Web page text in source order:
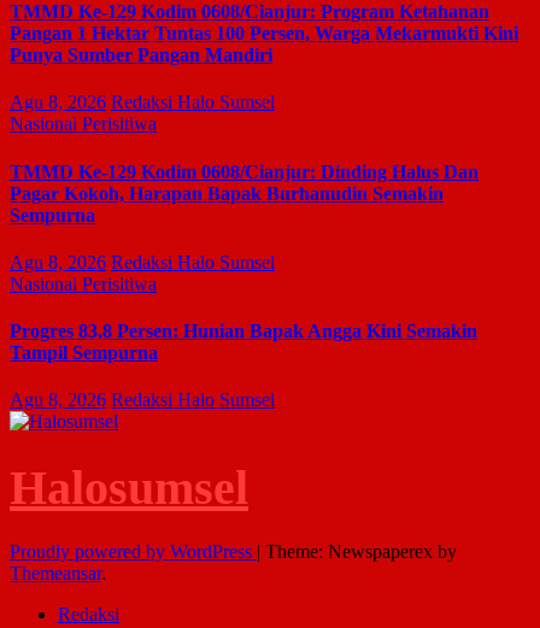
TMMD Ke-129 Kodim 0608/Cianjur: Program Ketahanan
Pangan 1 Hektar Tuntas 100 Persen, Warga Mekarmukti Kini
Punya Sumber Pangan Mandiri
Agu 8, 2026 Redaksi Halo Sumsel
Nasional Perisitiwa
TMMD Ke-129 Kodim 0608/Cianjur: Dinding Halus Dan
Pagar Kokoh, Harapan Bapak Burhanudin Semakin
Sempurna
Agu 8, 2026 Redaksi Halo Sumsel
Nasional Perisitiwa
Progres 83,8 Persen: Hunian Bapak Angga Kini Semakin
Tampil Sempurna
Agu 8, 2026 Redaksi Halo Sumsel
Halosumsel
Proudly powered by WordPress | Theme: Newspaperex by
Themeansar.
Redaksi